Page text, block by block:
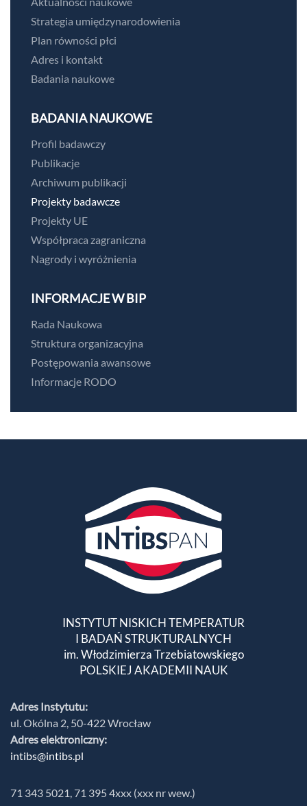
Strategia umiędzynarodowienia
Plan równości płci
Adres i kontakt
Badania naukowe
BADANIA NAUKOWE
Profil badawczy
Publikacje
Archiwum publikacji
Projekty badawcze
Projekty UE
Współpraca zagraniczna
Nagrody i wyróżnienia
INFORMACJE W BIP
Rada Naukowa
Struktura organizacyjna
Postępowania awansowe
Informacje RODO
INSTYTUT NISKICH TEMPERATUR
I BADAŃ STRUKTURALNYCH
im. Włodzimierza Trzebiatowskiego
POLSKIEJ AKADEMII NAUK
Adres Instytutu:
ul. Okólna 2, 50-422 Wrocław
Adres elektroniczny:
intibs@intibs.pl
71 343 5021, 71 395 4xxx (xxx nr wew.)